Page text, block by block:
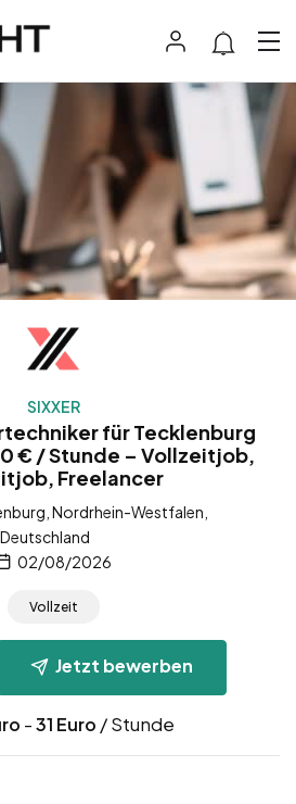
SIXXER
für Tecklenburg
€ / Stunde – Vollzeitjob,
Freelancer
Nordrhein-Westfalen,
Deutschland
02/08/2026
Vollzeit
Jetzt bewerben
-31 Euro / Stunde